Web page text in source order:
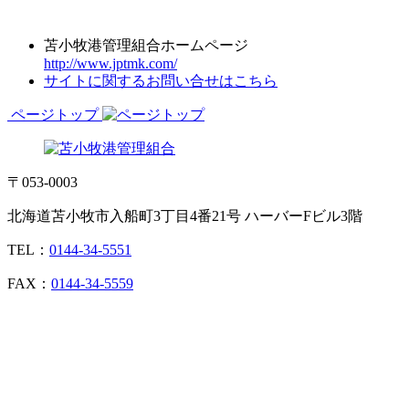
苫小牧港管理組合ホームページ
http://www.jptmk.com/
サイトに関するお問い合せはこちら
ページトップ
〒053-0003
北海道苫小牧市入船町3丁目4番21号 ハーバーFビル3階
TEL： 0144-34-5551
FAX： 0144-34-5559